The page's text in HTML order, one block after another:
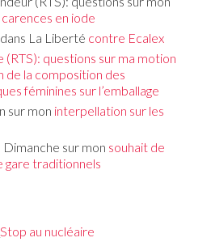
en iode
La Liberté contre Ecalex
(RTS): questions sur ma motion
de la composition des
féminines sur l’emballage
sur mon interpellation sur les
sur mon souhait de
gare traditionnels
Stop au nucléaire